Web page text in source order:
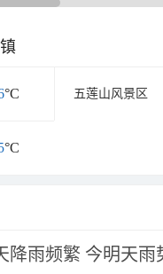
°C 五莲山风景区
°C
降雨频繁 今明天雨